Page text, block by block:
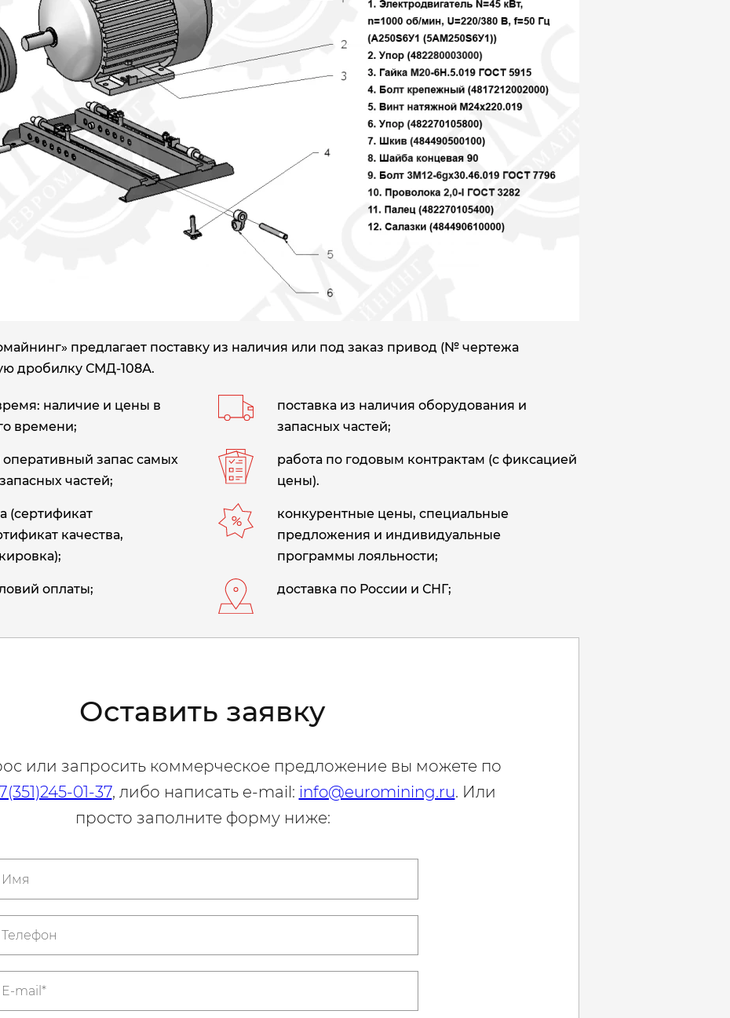
предлагает поставку из наличия или под заказ привод (№ чертежа
дробилку СМД-108А.
наличие и цены в
времени;
поставка из наличия оборудования и
запасных частей;
оперативный запас самых
частей;
работа по годовым контрактам (с фиксацией
цены).
(сертификат
качества,
конкурентные цены, специальные
предложения и индивидуальные
программы лояльности;
оплаты; доставка по России и СНГ;
Оставить заявку
или запросить коммерческое предложение вы можете по
01-37, либо написать e-mail: info@euromining.ru. Или
просто заполните форму ниже: